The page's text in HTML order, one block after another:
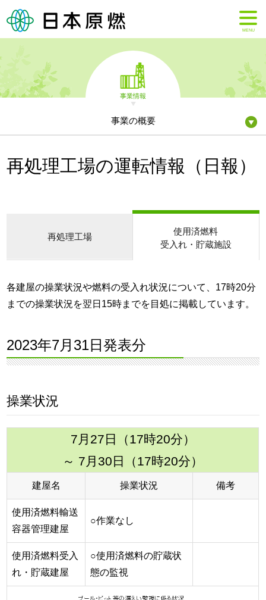
MENU
事業情報
事業の概要
再処理工場の運転情報（日報）
再処理工場
使用済燃料
受入れ・貯蔵施設
各建屋の操業状況や燃料の受入れ状況について、17時20分
までの操業状況を翌日15時までを目処に掲載しています。
2023年7月31日発表分
操業状況
7月27日（17時20分）
～ 7月30日（17時20分）
建屋名 操業状況 備考
使用済燃料輸送
容器管理建屋
○作業なし
使用済燃料受入
れ・貯蔵建屋
○使用済燃料の貯蔵状
態の監視